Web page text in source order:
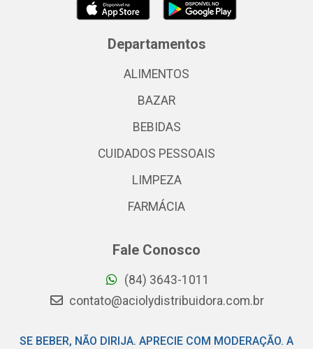
Departamentos
ALIMENTOS
BAZAR
BEBIDAS
CUIDADOS PESSOAIS
LIMPEZA
FARMÁCIA
Fale Conosco
(84) 3643-1011
contato@aciolydistribuidora.com.br
SE BEBER, NÃO DIRIJA. APRECIE COM MODERAÇÃO. A